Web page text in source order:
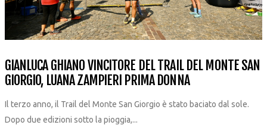
GIANLUCA GHIANO VINCITORE DEL TRAIL DEL MONTE SAN
GIORGIO, LUANA ZAMPIERI PRIMA DONNA
Il terzo anno, il Trail del Monte San Giorgio è stato baciato dal sole.
Dopo due edizioni sotto la pioggia,...